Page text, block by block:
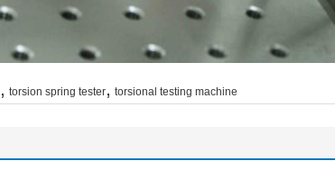
, torsion spring tester, torsional testing machine